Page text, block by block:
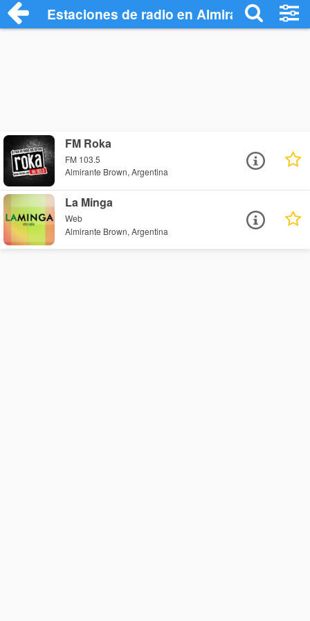
Estaciones de radio en Almirante Brown
FM Roka
FM 103.5
Almirante Brown, Argentina
La Minga
Web
Almirante Brown, Argentina